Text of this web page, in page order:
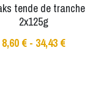
tende de tranche
2x125g
8,60 € - 34,43 €